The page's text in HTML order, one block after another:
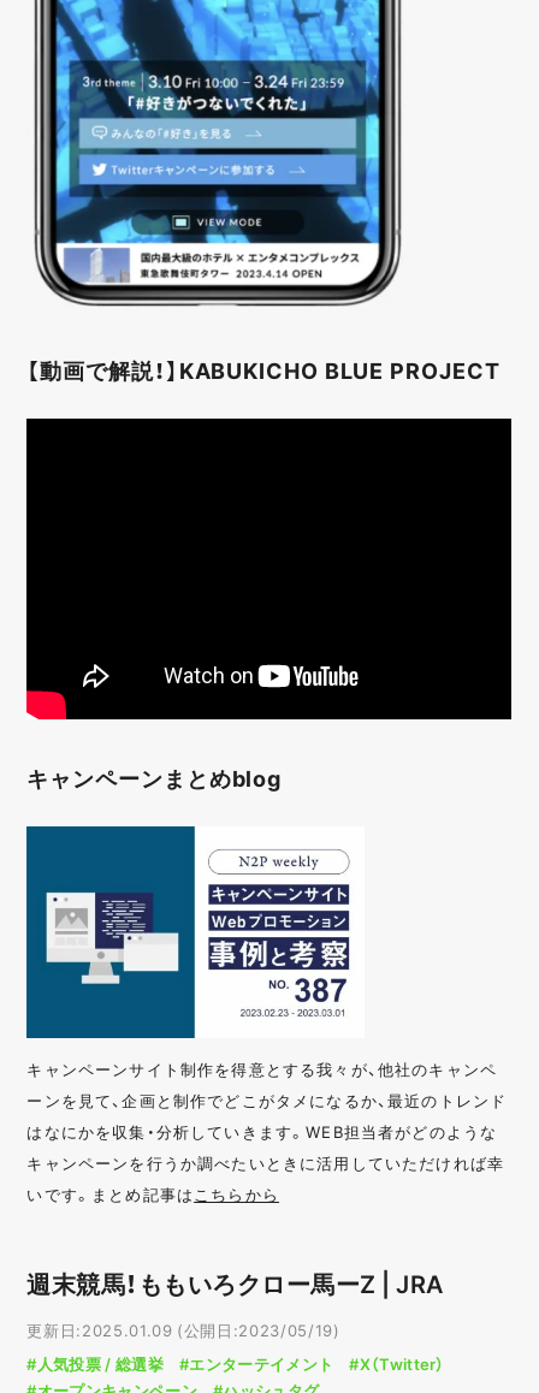
【動画で解説！】KABUKICHO BLUE PROJECT
キャンペーンまとめblog
キャンペーンサイト制作を得意とする我々が、他社のキャンペ
ーンを見て、企画と制作でどこがタメになるか、最近のトレンド
はなにかを収集・分析していきます。WEB担当者がどのような
キャンペーンを行うか調べたいときに活用していただければ幸
いです。まとめ記事はこちらから
週末競馬！ももいろクロー馬ーZ | JRA
更新日:2025.01.09 (公開日:2023/05/19)
#人気投票 / 総選挙
#エンターテイメント
#X（Twitter）